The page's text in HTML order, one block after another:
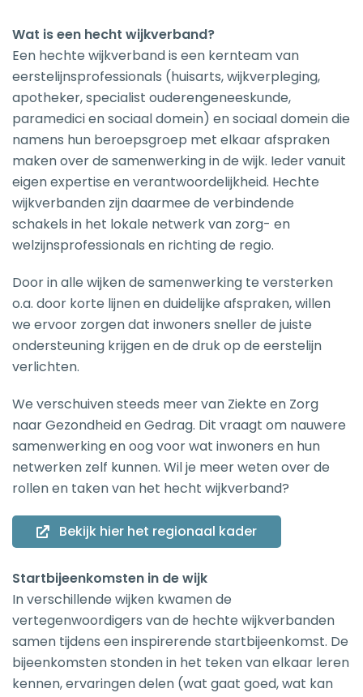
Wat is een hecht wijkverband?
Een hechte wijkverband is een kernteam van
eerstelijnsprofessionals (huisarts, wijkverpleging,
apotheker, specialist ouderengeneeskunde,
paramedici en sociaal domein) en sociaal domein die
namens hun beroepsgroep met elkaar afspraken
maken over de samenwerking in de wijk. Ieder vanuit
eigen expertise en verantwoordelijkheid. Hechte
wijkverbanden zijn daarmee de verbindende
schakels in het lokale netwerk van zorg- en
welzijnsprofessionals en richting de regio.
Door in alle wijken de samenwerking te versterken
o.a. door korte lijnen en duidelijke afspraken, willen
we ervoor zorgen dat inwoners sneller de juiste
ondersteuning krijgen en de druk op de eerstelijn
verlichten.
We verschuiven steeds meer van Ziekte en Zorg
naar Gezondheid en Gedrag. Dit vraagt om nauwere
samenwerking en oog voor wat inwoners en hun
netwerken zelf kunnen. Wil je meer weten over de
rollen en taken van het hecht wijkverband?
Bekijk hier het regionaal kader
Startbijeenkomsten in de wijk
In verschillende wijken kwamen de
vertegenwoordigers van de hechte wijkverbanden
samen tijdens een inspirerende startbijeenkomst. De
bijeenkomsten stonden in het teken van elkaar leren
kennen, ervaringen delen (wat gaat goed, wat kan